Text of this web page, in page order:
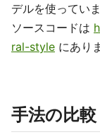
デルを使っていま
ソースコードは
ral-style にあり
手法の比較